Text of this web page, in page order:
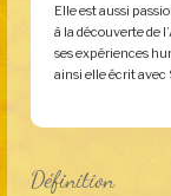
Elle est aussi
à la découverte de
ses expériences
ainsi elle écrit avec
Définition